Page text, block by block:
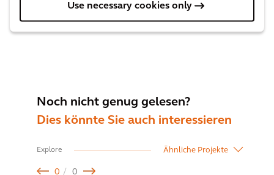
Use necessary cookies only
Noch nicht genug gelesen?
Dies könnte Sie auch interessieren
Explore Ähnliche Projekte
0 0